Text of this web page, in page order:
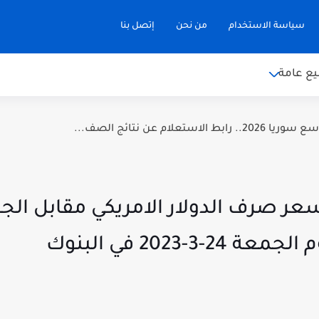
سياسة الاستخدام من نحن إتصل بنا
عامة
عن نتائج الصف...
صرف الدولار الامريكي مقابل
2023 في البنوك